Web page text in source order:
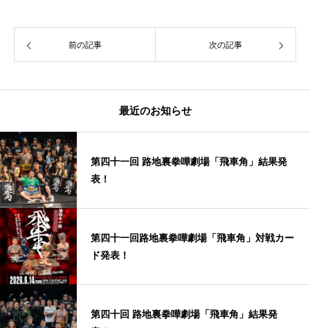
前の記事 次の記事
最近のお知らせ
第四十一回 路地裏拳嘩劇場「飛車角」結果発
表！
第四十一回路地裏拳嘩劇場「飛車角」対戦カー
ド発表！
第四十回 路地裏拳嘩劇場「飛車角」結果発